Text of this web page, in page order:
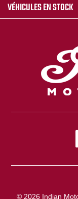
VÉHICULES EN STOCK
© 2026 Indian